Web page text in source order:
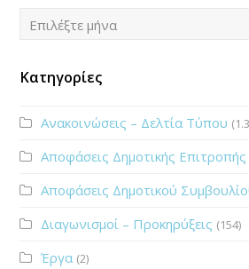
Ιστορικό
Επιλέξτε μήνα
Κατηγορίες
Ανακοινώσεις – Δελτία Τύπου
Αποφάσεις Δημοτικής Επιτροπής
Αποφάσεις Δημοτικού
Διαγωνισμοί – Προκηρύξεις (154)
Έργα (2)